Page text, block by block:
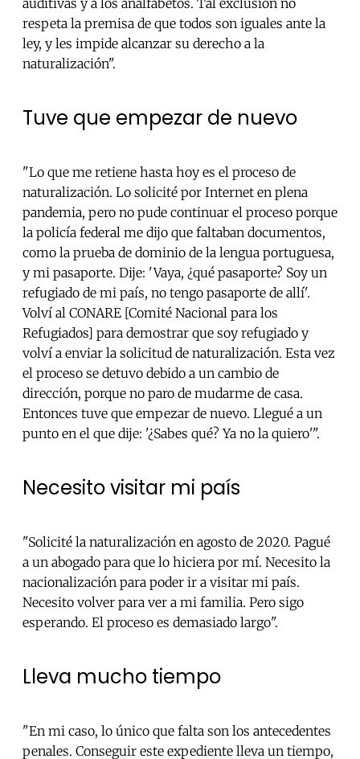
auditivas y a los analfabetos. Tal exclusión no
respeta la premisa de que todos son iguales ante la
ley, y les impide alcanzar su derecho a la
naturalización".
Tuve que empezar de nuevo
"Lo que me retiene hasta hoy es el proceso de
naturalización. Lo solicité por Internet en plena
pandemia, pero no pude continuar el proceso porque
la policía federal me dijo que faltaban documentos,
como la prueba de dominio de la lengua portuguesa,
y mi pasaporte. Dije: 'Vaya, ¿qué pasaporte? Soy un
refugiado de mi país, no tengo pasaporte de allí'.
Volví al CONARE [Comité Nacional para los
Refugiados] para demostrar que soy refugiado y
volví a enviar la solicitud de naturalización. Esta vez
el proceso se detuvo debido a un cambio de
dirección, porque no paro de mudarme de casa.
Entonces tuve que empezar de nuevo. Llegué a un
punto en el que dije: '¿Sabes qué? Ya no la quiero'".
Necesito visitar mi país
"Solicité la naturalización en agosto de 2020. Pagué
a un abogado para que lo hiciera por mí. Necesito la
nacionalización para poder ir a visitar mi país.
Necesito volver para ver a mi familia. Pero sigo
esperando. El proceso es demasiado largo".
Lleva mucho tiempo
"En mi caso, lo único que falta son los antecedentes
penales. Conseguir este expediente lleva un tiempo,